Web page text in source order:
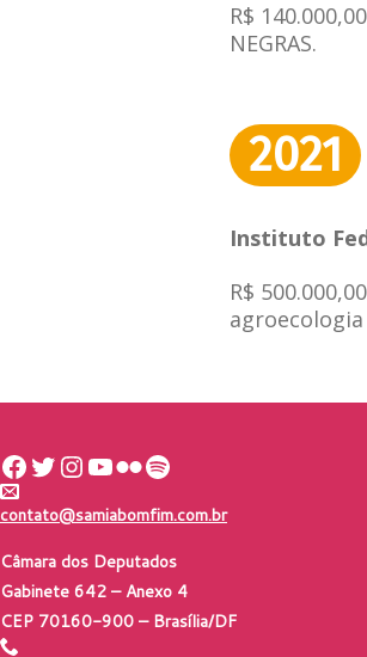
R$
NEGRAS.
2021
Instituto
R$
Facebook Twitter Instagram Youtube Flickr Spotify
contato@samiabomfim.com.br
Câmara dos Deputados
Gabinete 642 – Anexo 4
CEP 70160-900 – Brasília/DF